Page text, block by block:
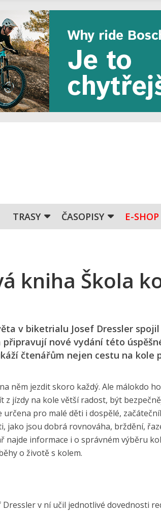
TRASY ČASOPISY E-SHOP
kniha Škola
v biketrialu Josef Dressler spojil
nové vydání této
čtenářům nejen cestu na kole
něm jezdit skoro každý. Ale málokdo
jízdy na kole větší radost, být
pro malé děti i dospělé,
jako jsou dobrá rovnováha, brždění,
najde informace i o správném výběru
o životě s kolem.
v ní učil jednotlivé dovednosti